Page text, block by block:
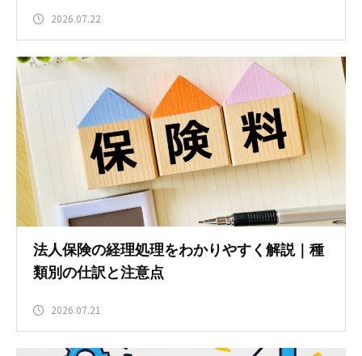
2026.07.22
法人保険の経理処理をわかりやすく解説｜種
類別の仕訳と注意点
2026.07.21